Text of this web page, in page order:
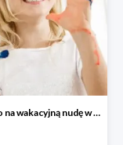
Wszystko na wakacyjną nudę w 5.10.15 - gry i zabawki do -50%